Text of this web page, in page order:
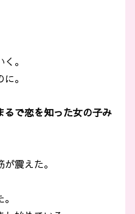
。
。
るで恋を知った女の子み
震えた。